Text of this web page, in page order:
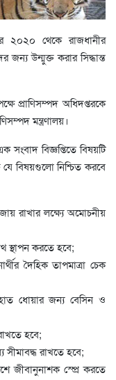
২০২০ থেকে রাজধানীর
জন্য উন্মুক্ত করার সিদ্ধান্ত
প্রাণিসম্পদ অধিদপ্তরকে
মন্ত্রণালয়।
বিজ্ঞপ্তিতে বিষয়টি
যে বিষয়গুলো নিশ্চিত করবে
রাখার লক্ষ্যে অমোচনীয়
স্থাপন করতে হবে;
দৈহিক তাপমাত্রা চেক
হাত ধোয়ার জন্য বেসিন ও
হবে;
সীমাবদ্ধ রাখতে হবে;
জীবানুনাশক স্প্রে করতে